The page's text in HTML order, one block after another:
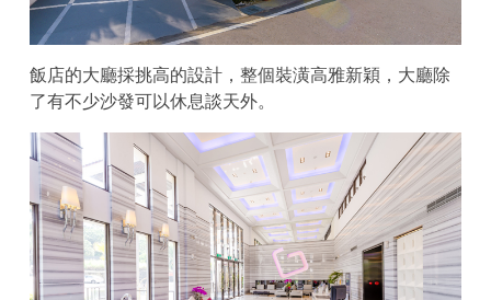
飯店的大廳採挑高的設計，整個裝潢高雅新穎，大廳除
了有不少沙發可以休息談天外。